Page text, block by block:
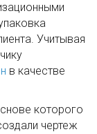
Учитывая
в качестве
которого
чертеж